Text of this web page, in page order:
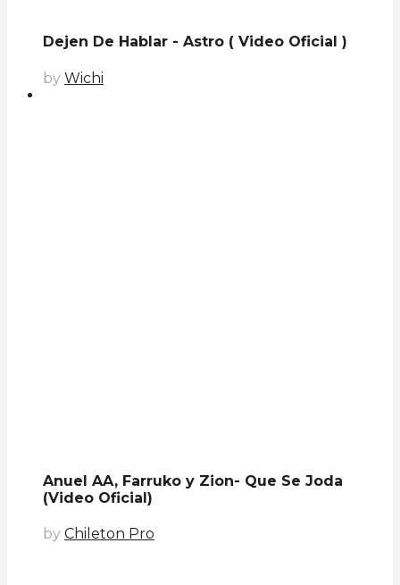
Dejen De Hablar - Astro ( Video Oficial )
by Wichi
Anuel AA, Farruko y Zion- Que Se Joda
(Video Oficial)
by Chileton Pro